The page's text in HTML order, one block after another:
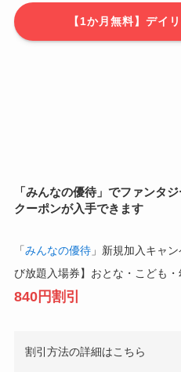
【1か月無料】デイ
「みんなの優待」でファンタ
クーポンが入手できます
「みんなの優待」新規加入キャ
び放題入場券】おとな・こども
840円割引
割引方法の詳細はこちら